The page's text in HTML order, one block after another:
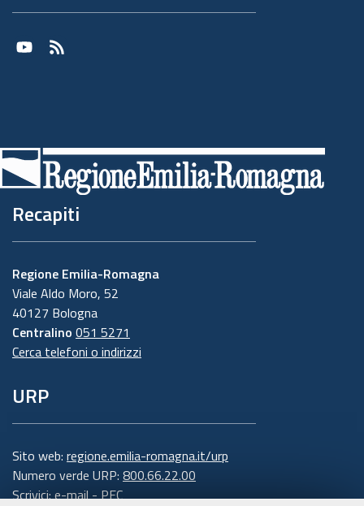
Youtube
RSS
Recapiti
Regione Emilia-Romagna
Viale Aldo Moro, 52
40127 Bologna
Centralino 051 5271
Cerca telefoni o indirizzi
URP
Sito web: regione.emilia-romagna.it/urp
Numero verde URP: 800.66.22.00
Scrivici:e-mail-PEC